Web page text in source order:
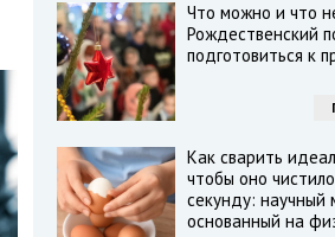
Что можно и что
Рождественский
подготовиться к
Как сварить
чтобы оно
секунду: научный
основанный на